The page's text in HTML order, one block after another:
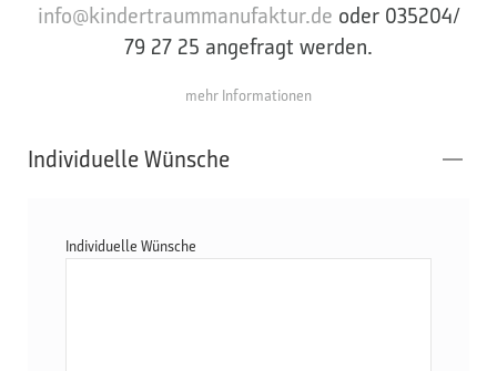
info@kindertraummanufaktur.de oder 035204/
79 27 25 angefragt werden.
mehr Informationen
Individuelle Wünsche
Individuelle Wünsche